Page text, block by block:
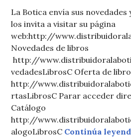
La Botica envía sus
los invita a visitar su página
web:http://
Novedades de libros
http://
vedadesLibrosC Oferta de
http://
rtasLibrosC Parar acceder
Catálogo
http://
alogoLibrosC Continúa